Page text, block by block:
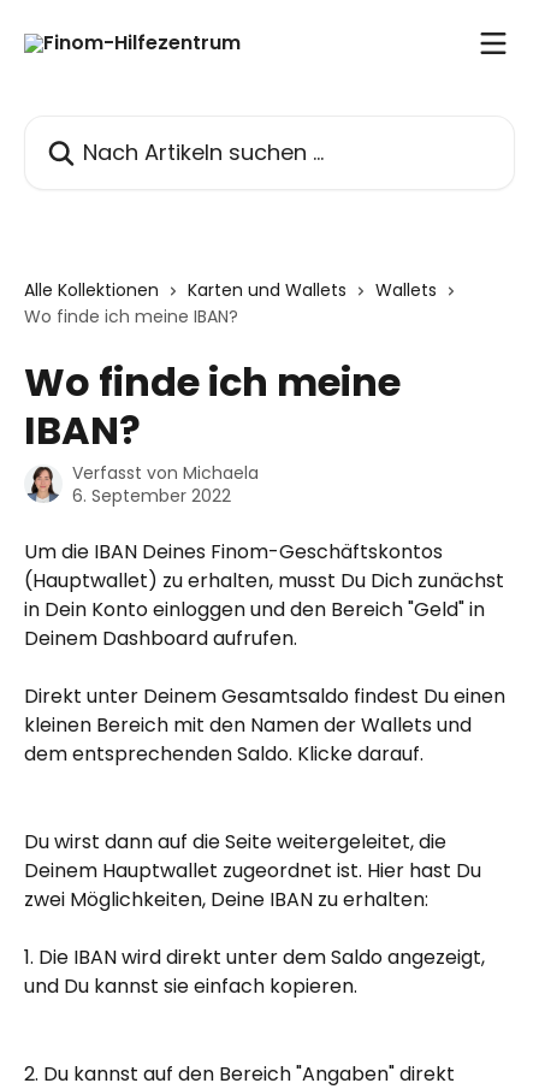
Alle Kollektionen Karten und Wallets
Wallets
Wo finde ich meine IBAN?
Wo finde ich meine
IBAN?
Verfasst von Michaela
6. September 2022
Um die IBAN Deines Finom-Geschäftskontos
(Hauptwallet) zu erhalten, musst Du Dich zunächst
in Dein Konto einloggen und den Bereich "Geld" in
Deinem Dashboard aufrufen.
Direkt unter Deinem Gesamtsaldo findest Du einen
kleinen Bereich mit den Namen der Wallets und
dem entsprechenden Saldo. Klicke darauf.
Du wirst dann auf die Seite weitergeleitet, die
Deinem Hauptwallet zugeordnet ist. Hier hast Du
zwei Möglichkeiten, Deine IBAN zu erhalten:
1. Die IBAN wird direkt unter dem Saldo angezeigt,
und Du kannst sie einfach kopieren.
2. Du kannst auf den Bereich "Angaben" direkt